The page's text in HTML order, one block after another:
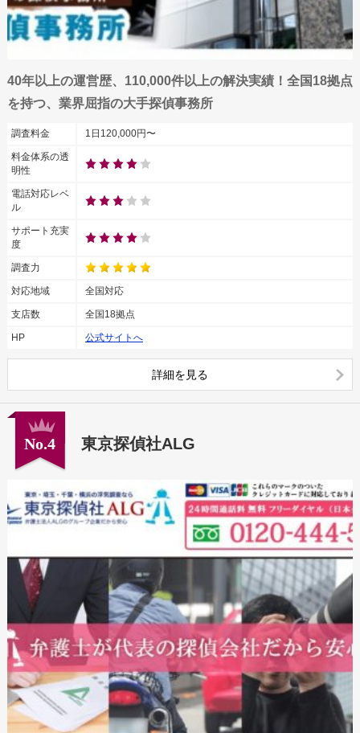
40年以上の運営歴、110,000件以上の解決実績！全国18拠点
を持つ、業界屈指の大手探偵事務所
調査料金 1日120,000円〜
料金体系の透
明性
電話対応レベ
ル
サポート充実
度
調査力
対応地域 全国対応
支店数 全国18拠点
HP 公式サイトへ
詳細を見る
No.4 東京探偵社ALG